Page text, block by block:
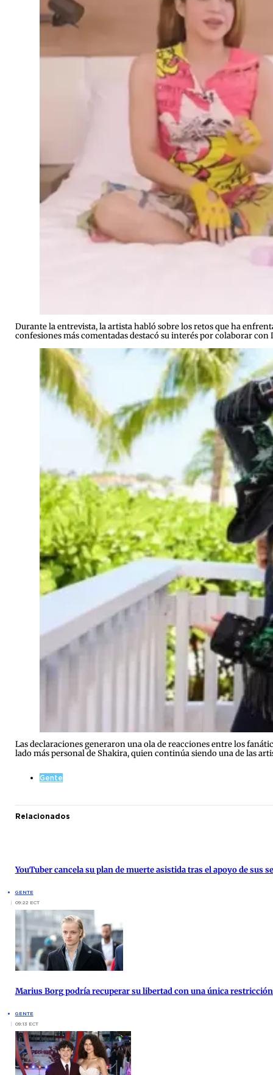
Durante la entrevista, la artista habló sobre los retos que ha
confesiones más comentadas destacó su interés por colaborar
Las declaraciones generaron una ola de reacciones entre los
lado más personal de Shakira, quien continúa siendo una de las
Gente
Relacionados
YouTuber cancela su plan de muerte asistida tras el apoyo de sus
GENTE
09:22 ECT
Marius Borg podría recuperar su libertad con una única
GENTE
09:13 ECT